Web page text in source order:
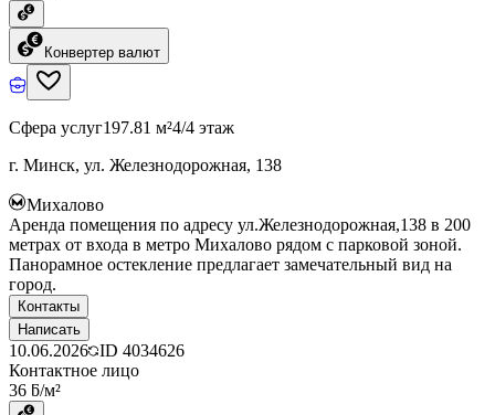
Конвертер валют
Сфера услуг197.81 м²4/4 этаж
г. Минск, ул. Железнодорожная, 138
Михалово
Аренда помещения по адресу ул.Железнодорожная,138 в 200
метрах от входа в метро Михалово рядом с парковой зоной.
Панорамное остекление предлагает замечательный вид на
город.
Контакты
Написать
10.06.2026 ID 4034626
Контактное лицо
36 ƃ/м²